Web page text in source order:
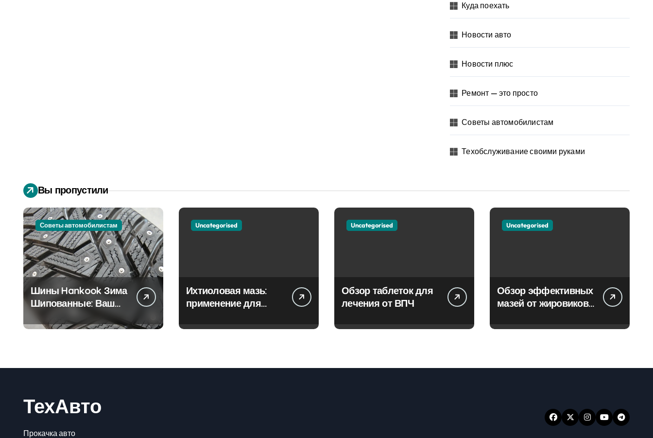
Куда поехать
Новости авто
Новости плюс
Ремонт — это просто
Советы автомобилистам
Техобслуживание своими руками
Вы пропустили
Советы автомобилистам
Шины Hankook Зима
Шипованные: Ваш
Надежный Партнёр
на Снежных Дорогах
Uncategorised
Ихтиоловая мазь:
применение для
Uncategorised
Обзор таблеток для
лечения от ВПЧ
Uncategorised
Обзор эффективных
мазей от жировиков
эффектом
ТехАвто
Прокачка авто